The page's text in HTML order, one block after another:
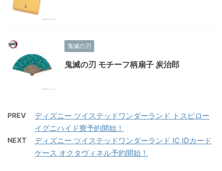
鬼滅の刃
鬼滅の刃 モチーフ柄扇子 炭治郎
PREV
ディズニー ツイステッドワンダーランド トスピロー
イグニハイド寮予約開始！
NEXT
ディズニー ツイステッドワンダーランド IC IDカード
ケース オクタヴィネル予約開始！